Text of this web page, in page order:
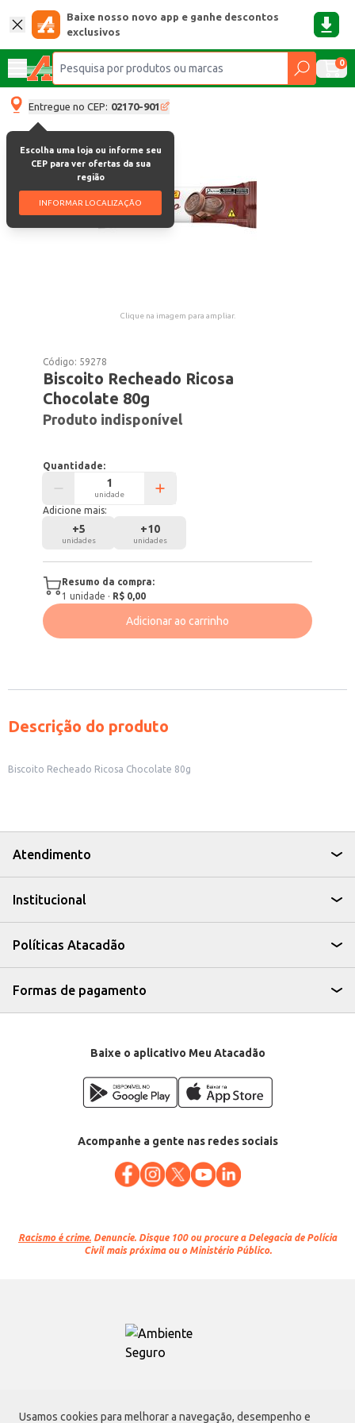
Usamos cookies para melhorar a navegação, desempenho e
Baixe nosso novo app e ganhe descontos
exclusivos
0
Entregue no CEP: 02170-901
Escolha uma loja ou informe seu
CEP para ver ofertas da sua
região
INFORMAR LOCALIZAÇÃO
Clique na imagem para ampliar.
Código: 59278
Biscoito Recheado Ricosa
Chocolate 80g
Produto indisponível
Quantidade:
unidade
Adicione mais:
+5
unidades
+10
unidades
Resumo da compra:
1 unidade · R$ 0,00
Adicionar ao carrinho
Descrição do produto
Biscoito Recheado Ricosa Chocolate 80g
Atendimento
Institucional
Políticas Atacadão
Formas de pagamento
Baixe o aplicativo Meu Atacadão
Acompanhe a gente nas redes sociais
Racismo é crime. Denuncie. Disque 100 ou procure a Delegacia de Polícia
Civil mais próxima ou o Ministério Público.
Atacadão S.A.